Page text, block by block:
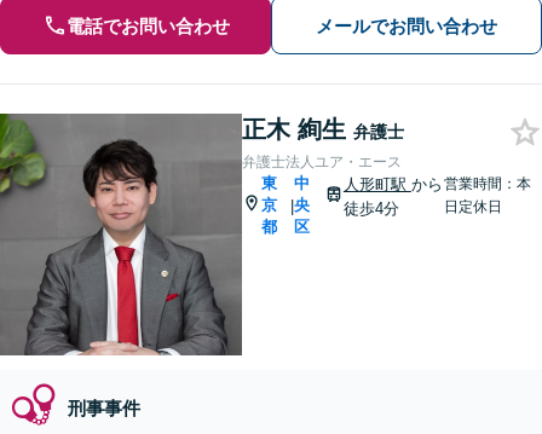
電話でお問い合わせ メールでお問い合わせ
正木 絢生 弁護士
弁護士法人ユア・エース
東
京
都
|
中
央
区
人形町駅 から
徒歩4分
営業時間：本
日定休日
刑事事件